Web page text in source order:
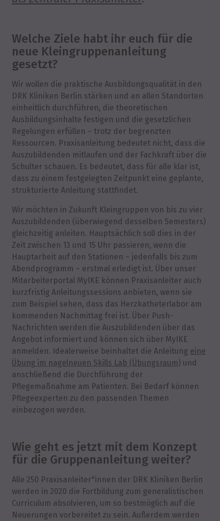
Welche Ziele habt ihr euch für die
neue Kleingruppenanleitung
gesetzt?
Wir wollen die praktische Ausbildungsqualität in den
DRK Kliniken Berlin stärken und an allen Standorten
einheitlich durchführen, die theoretischen
Ausbildungsinhalte festigen und die gesetzlichen
Regelungen erfüllen – trotz der begrenzten
Ressourcen. Praxisanleitung bedeutet nicht, dass die
Auszubildenden mitlaufen und der Fachkraft über die
Schulter schauen. Es bedeutet, dass für alle klar ist,
dass zu einem festgelegten Zeitpunkt eine geplante,
strukturierte Anleitung stattfindet.
Wir möchten in Zukunft Kleingruppen von bis zu vier
Auszubildenden (überwiegend desselben Semesters)
gleichzeitig anleiten. Hauptsächlich soll dies in der
Zeit zwischen 13 und 15 Uhr passieren, wenn die
Hauptarbeit auf den Stationen – jedenfalls bis zum
Abendprogramm – erstmal erledigt ist. Über unser
Mitarbeiterportal MyIKE können Praxisanleiter auch
kurzfristig Anleitungssessions anbieten, wenn sie
zum Beispiel sehen, dass das Herzkatheterlabor am
kommenden Nachmittag frei ist. Über Push-
Nachrichten werden die Auszubildenden über das
Angebot informiert und können sich über MyIKE
anmelden. Idealerweise beinhaltet die Anleitung eine
Übung im nagelneuen Skills Lab (Übungsraum)und
anschließend die Durchführung der
Pflegemaßnahme am Patienten. Bei Bedarf können
Pflegeexperten zu den passenden Themen
einbezogen werden.
Wie geht es jetzt mit dem Konzept
für die Gruppenanleitung weiter?
Alle 250 Praxisanleiter*innen der DRK Kliniken Berlin
werden in 2020 die Fortbildung zum generalistischen
Curriculum absolvieren, um so bestmöglich auf die
Neuerungen vorbereitet zu sein. Außerdem werden